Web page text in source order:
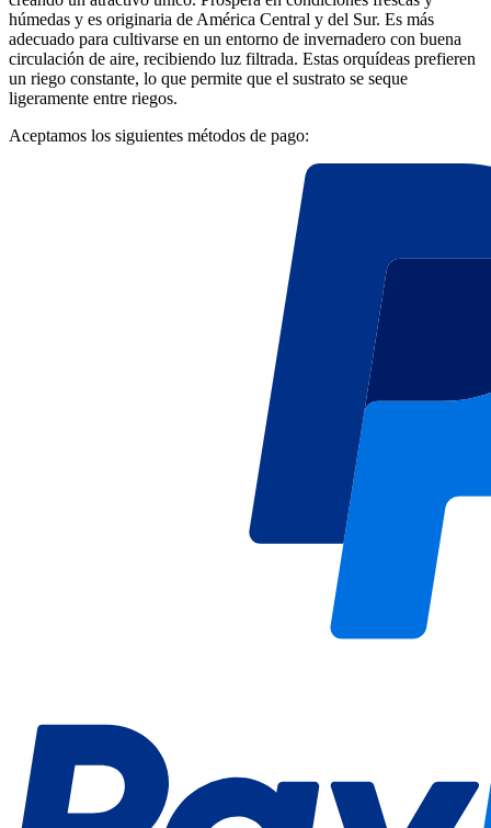
húmedas y es originaria de América Central y del Sur. Es más
adecuado para cultivarse en un entorno de invernadero con buena
circulación de aire, recibiendo luz filtrada. Estas orquídeas prefieren
un riego constante, lo que permite que el sustrato se seque
ligeramente entre riegos.
Aceptamos los siguientes métodos de pago: